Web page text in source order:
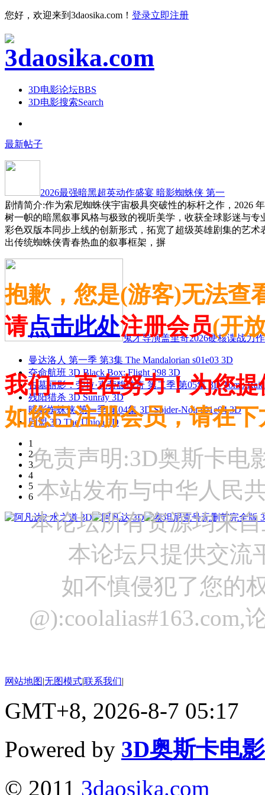
您好，欢迎来到3daosika.com！ 登录立即注册
3D电影论坛BBS
3D电影搜索Search
最新帖子
2026最强暗黑超英动作盛宴 暗影蜘蛛侠 第一
剧情简介:作为索尼蜘蛛侠宇宙极具突破性的标杆之作，2026
树一帜的暗黑叙事风格与极致的视听美学，收获全球影迷与
彩色双版本同步上线的创新形式，拓宽了超级英雄剧集的艺
出传统蜘蛛侠青春热血的叙事框架，摒
鬼才导演盖里奇2026硬核谍战力
曼达洛人 第一季 第3集 The Mandalorian s01e03 3D
夺命航班 3D Black Box: Flight 298 3D
古墓丽影：劳拉·克劳馥传奇 第二季 第05集 3D Tomb
残阳猎杀 3D Sunray 3D
暗影蜘蛛侠 第一季 第04集 3D Spider-Noir s01e04 3D
同盟 3D The Union 3D
1
2
3
4
5
6
抱歉，您是(游客)无法查
请点击此处注册会员(开
我们一直在努力！为您
如您已注册会员，请在
免责声明:3D奥斯卡电
本站发布与中华人民
本论坛所有资源均来
本论坛只提供交流
如不慎侵犯了您的
网站地图|无图模式|联系我们|
GMT+8, 2026-8-7 05:17
Powered by 3D奥斯卡电
© 2011 3daosika.com